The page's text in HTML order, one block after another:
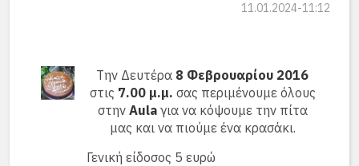
11.01.2024-11:12
Την Δευτέρα 8 Φεβρουαρίου 2016
στις 7.00 μ.μ. σας περιμένουμε όλους
στην Aulaγια να κόψουμε την πίτα
μας και να πιούμε ένα κρασάκι.
Γενική είδοσος 5 ευρώ